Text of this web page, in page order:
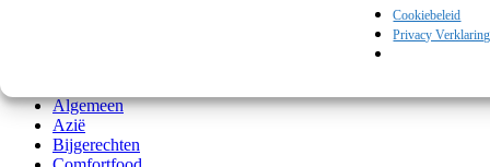
Cookiebeleid
Privacy Verklaring
Algemeen
Azië
Bijgerechten